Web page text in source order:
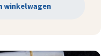
winkelwagen